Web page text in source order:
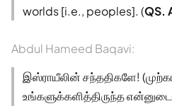
worlds [i.e., peoples]. (QS.
Abdul Hameed Baqavi:
இஸ்ராயீலின் சந்ததிகளே!
உங்களுக்களித்திருந்த